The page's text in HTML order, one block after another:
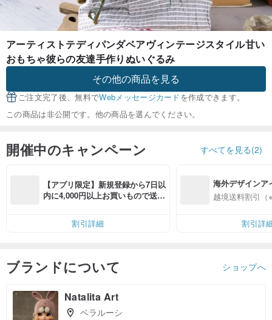
アーティストテディパンダベアヴィンテージスタイル甘い
おもちゃ彼らの友達手作りぬいぐるみ
その他の商品を見る
ご注文完了後、無料でWebメッセージカードを作成できます。
この商品は非公開です。他の商品を選んでください。
開催中のキャンペーン すべてを見る(2)
【アプリ限定】新規登録から7日以
内に4,000円以上お買いもので送料
割引詳細
海外デザインア
入
越境送料割引（
割引詳
ブランドについて ショップへ
Natalita Art
ベラルーシ